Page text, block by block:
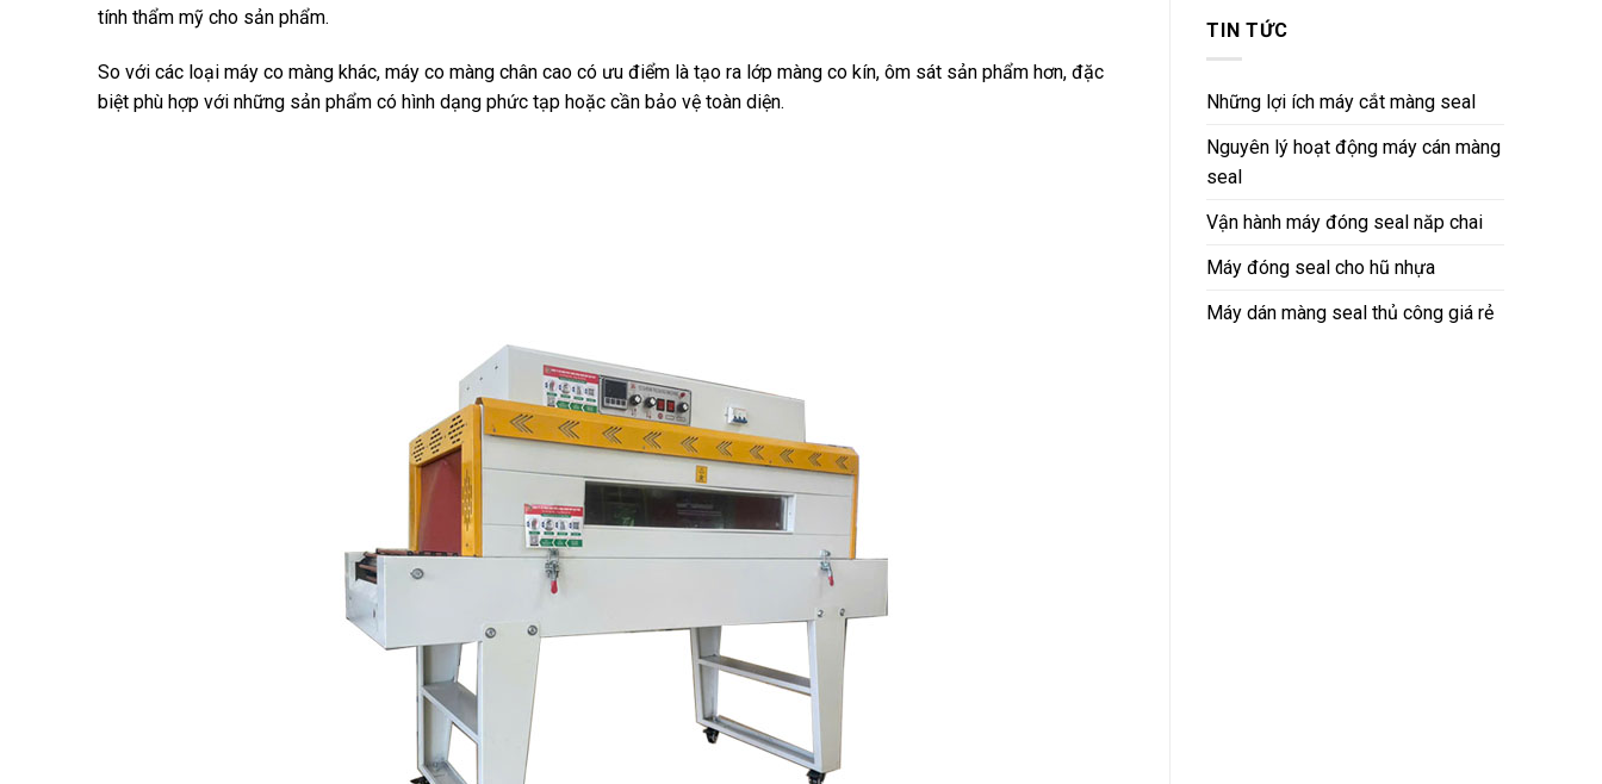
TIN TỨC
Những lợi ích máy cắt màng seal
Nguyên lý hoạt động máy cán màng
seal
Vận hành máy đóng seal năp chai
Máy đóng seal cho hũ nhựa
Máy dán màng seal thủ công giá rẻ
tính thẩm mỹ cho sản phẩm.
So với các loại máy co màng khác, máy co màng chân cao có ưu điểm là tạo ra lớp màng co kín, ôm sát sản phẩm hơn, đặc
biệt phù hợp với những sản phẩm có hình dạng phức tạp hoặc cần bảo vệ toàn diện.